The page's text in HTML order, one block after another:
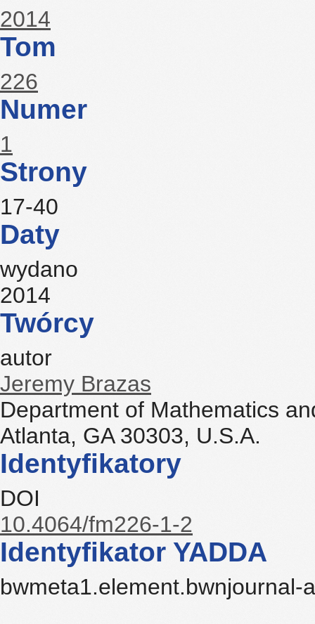
2014
Tom
226
Numer
1
Strony
17-40
Daty
wydano
2014
Twórcy
autor
Jeremy Brazas
Department of Mathematics
Atlanta, GA 30303, U.S.A.
Identyfikatory
DOI
10.4064/fm226-1-2
Identyfikator YADDA